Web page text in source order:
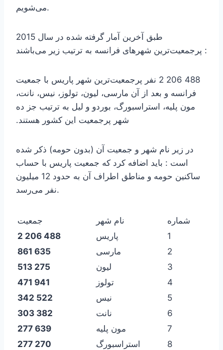
می‌شویم.
طبق آخرین آمار گرفته شده در سال 2015
پرجمعیت‌ترین شهرهای فرانسه به ترتیب زیر می‌باشند :
2 206 488 نفر پرجمعیت‌ترین شهر
فرانسه و بعد از آن مارسی، لیون، تولوز، نیس، نانت،
مون پلیه، استراسبورگ، بوردو و لیل به ترتیب جز ده
شهر پرجمعیت این کشور هستند.
در زیر نام شهر و جمعیت آن (بدون حومه) ذکر شده
است : باید اضافه کرد که جمعیت پاریس با حساب
ساکنین حومه و مناطق اطراف آن به حدود 12 میلیون
نفر می‌رسد.
جمعیت نام شهر
شماره
2 206 488
پاریس
1
861 635
مارسی
2
513 275
لیون
3
471 941
تولوز
4
342 522
نیس
5
303 382
نانت
6
277 639
مون پلیه
7
277 270
استراسبورگ
8